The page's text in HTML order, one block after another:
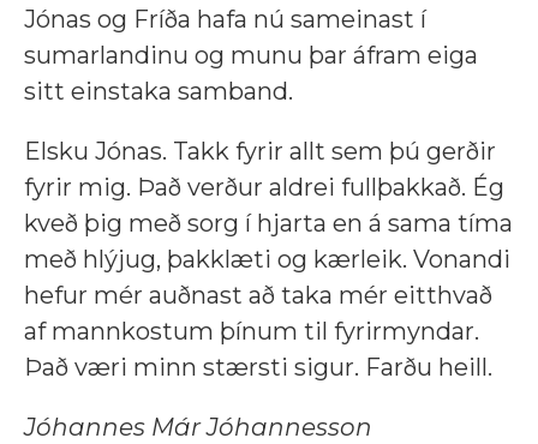
Jónas og Fríða hafa nú sameinast í
sumarlandinu og munu þar áfram eiga
sitt einstaka samband.
Elsku Jónas. Takk fyrir allt sem þú gerðir
fyrir mig. Það verður aldrei fullþakkað. Ég
kveð þig með sorg í hjarta en á sama tíma
með hlýjug, þakklæti og kærleik. Vonandi
hefur mér auðnast að taka mér eitthvað
af mannkostum þínum til fyrirmyndar.
Það væri minn stærsti sigur. Farðu heill.
Jóhannes Már Jóhannesson